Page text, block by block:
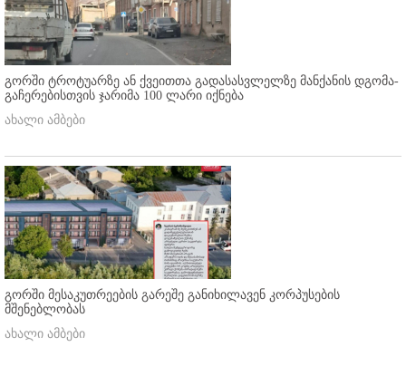
გორში ტროტუარზე ან ქვეითთა გადასასვლელზე მანქანის დგომა-
გაჩერებისთვის ჯარიმა 100 ლარი იქნება
ახალი ამბები
გორში მესაკუთრეების გარეშე განიხილავენ კორპუსების
მშენებლობას
ახალი ამბები